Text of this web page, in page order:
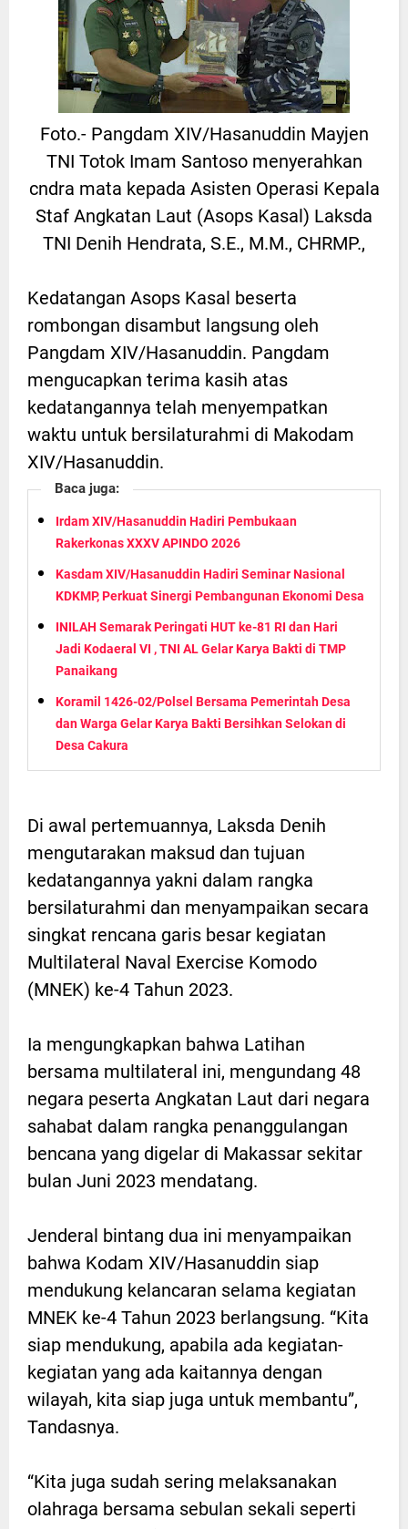
Foto.- Pangdam XIV/Hasanuddin Mayjen
TNI Totok Imam Santoso menyerahkan
cndra mata kepada Asisten Operasi Kepala
Staf Angkatan Laut (Asops Kasal) Laksda
TNI Denih Hendrata, S.E., M.M., CHRMP.,
Kedatangan Asops Kasal beserta
rombongan disambut langsung oleh
Pangdam XIV/Hasanuddin. Pangdam
mengucapkan terima kasih atas
kedatangannya telah menyempatkan
waktu untuk bersilaturahmi di Makodam
XIV/Hasanuddin.
Baca juga:
Irdam XIV/Hasanuddin Hadiri Pembukaan
Rakerkonas XXXV APINDO 2026
Kasdam XIV/Hasanuddin Hadiri Seminar Nasional
KDKMP, Perkuat Sinergi Pembangunan Ekonomi Desa
INILAH Semarak Peringati HUT ke-81 RI dan Hari
Jadi Kodaeral VI , TNI AL Gelar Karya Bakti di TMP
Panaikang
Koramil 1426-02/Polsel Bersama Pemerintah Desa
dan Warga Gelar Karya Bakti Bersihkan Selokan di
Desa Cakura
Di awal pertemuannya, Laksda Denih
mengutarakan maksud dan tujuan
kedatangannya yakni dalam rangka
bersilaturahmi dan menyampaikan secara
singkat rencana garis besar kegiatan
Multilateral Naval Exercise Komodo
(MNEK) ke-4 Tahun 2023.
Ia mengungkapkan bahwa Latihan
bersama multilateral ini, mengundang 48
negara peserta Angkatan Laut dari negara
sahabat dalam rangka penanggulangan
bencana yang digelar di Makassar sekitar
bulan Juni 2023 mendatang.
Jenderal bintang dua ini menyampaikan
bahwa Kodam XIV/Hasanuddin siap
mendukung kelancaran selama kegiatan
MNEK ke-4 Tahun 2023 berlangsung. “Kita
siap mendukung, apabila ada kegiatan-
kegiatan yang ada kaitannya dengan
wilayah, kita siap juga untuk membantu”,
Tandasnya.
“Kita juga sudah sering melaksanakan
olahraga bersama sebulan sekali seperti